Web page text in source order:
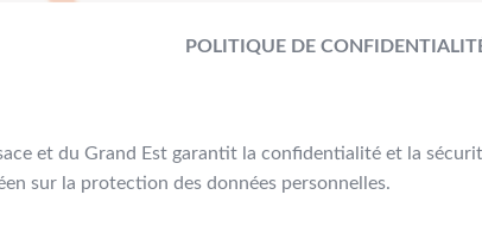
POLITIQUE DE
et du Grand Est garantit la confidentialité et la
sur la protection des données personnelles.